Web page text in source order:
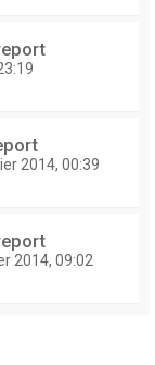
2014, 00:39
2014, 09:02